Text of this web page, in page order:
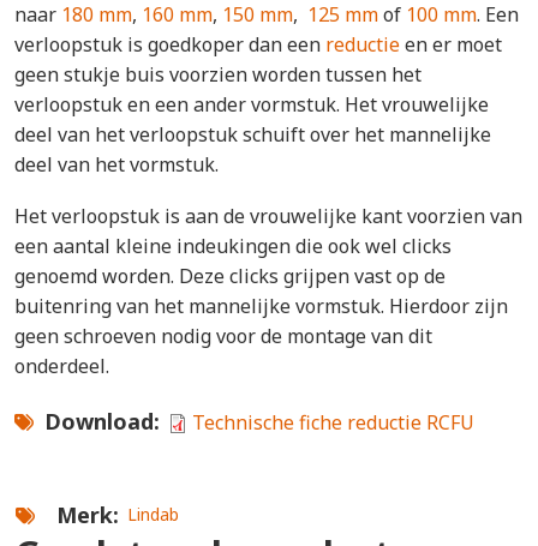
naar 180 mm, 160 mm, 150 mm, 125 mmof 100 mm. Een
verloopstuk is goedkoper dan een reductieen er moet
geen stukje buis voorzien worden tussen het
verloopstuk en een ander vormstuk. Het vrouwelijke
deel van het verloopstuk schuift over het mannelijke
deel van het vormstuk.
Het verloopstuk is aan de vrouwelijke kant voorzien van
een aantal kleine indeukingen die ook wel clicks
genoemd worden. Deze clicks grijpen vast op de
buitenring van het mannelijke vormstuk. Hierdoor zijn
geen schroeven nodig voor de montage van dit
onderdeel.
Download Technische fiche reductie RCFU
Merk Lindab